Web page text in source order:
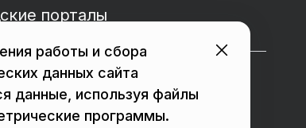
порталы
в Балашихе
работы и сбора
данных сайта
данные, используя файлы
программы.